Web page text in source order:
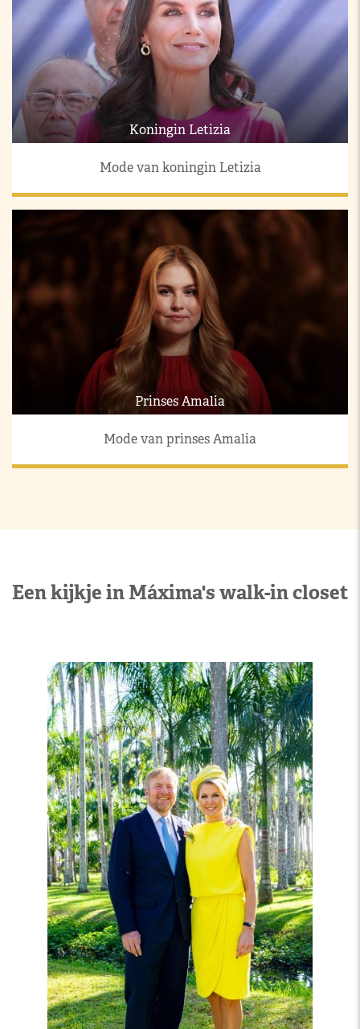
Koningin Letizia
Mode van koningin Letizia
Prinses Amalia
Mode van prinses Amalia
Een kijkje in Máxima's walk-in closet